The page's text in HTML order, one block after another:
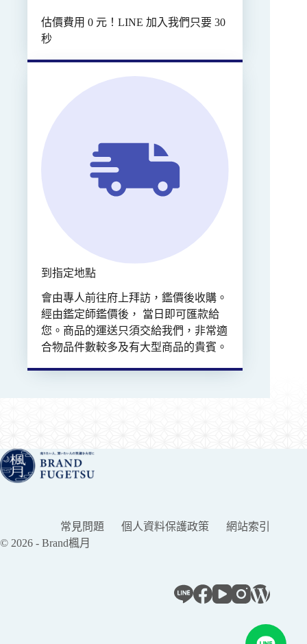
估價費用 0 元！LINE 加入我們只要 30
秒
到指定地點
會由專人前往府上拜訪，鑑價後收購。
經由鑑定師鑑價後， 當日即可匯款給
您。商品的運送只須交給我們，非常適
合物品件數較多及有大型商品的貴賓。
常見問題 個人資料保護政策
網站索引
© 2026 - Brand楓月